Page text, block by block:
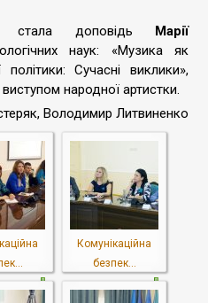
стала доповідь Марії
наук: «Музика як
Сучасні виклики»,
народної артистки.
Володимир Литвиненко
Комунікаційна
безпек...